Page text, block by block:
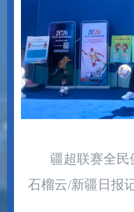
疆超联赛全民
石榴云/新疆日报